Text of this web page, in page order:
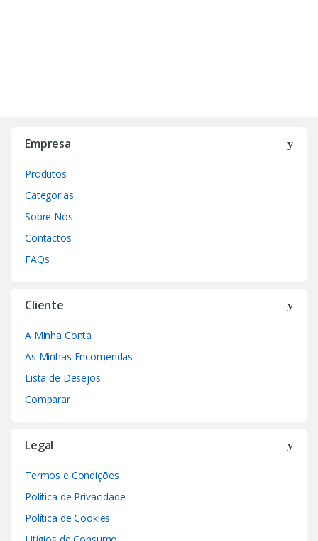
Empresa
Produtos
Categorias
Sobre Nós
Contactos
FAQs
Cliente
A Minha Conta
As Minhas Encomendas
Lista de Desejos
Comparar
Legal
Termos e Condições
Política de Privacidade
Política de Cookies